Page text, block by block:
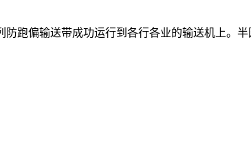
跑偏输送带成功运行到各行各业的输送机上。